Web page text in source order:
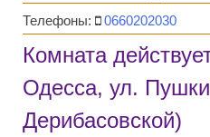
Телефоны:
0660202030
Комната
Одесса, ул.
Дерибасовской)